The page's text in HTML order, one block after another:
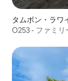
タムボン・ラワ
O253 - ファミ